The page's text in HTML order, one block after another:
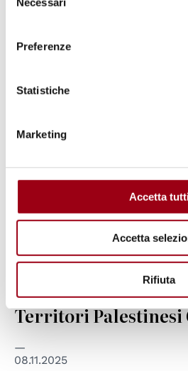
del
Preferenze
Statistiche
Marketing
Accetta
Accetta
Rifiuta
CORTE INTERNAZIONALE DI
Corte
emesso un parere
obblighi di Israele
presenza di
internazionali e
Territori Palestinesi
08.11.2025